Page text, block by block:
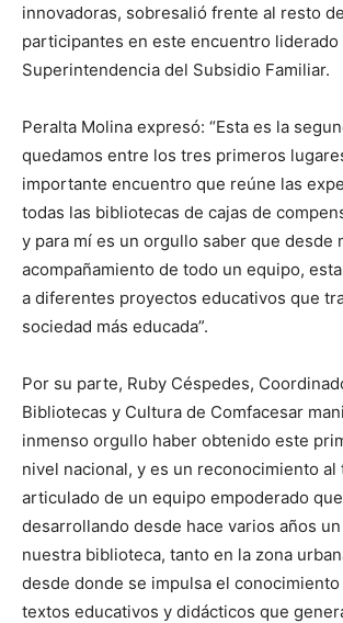
innovadoras, sobresalió frente al resto
participantes en este encuentro liderado
Superintendencia del Subsidio Familiar.
Peralta Molina expresó: “Esta es la
quedamos entre los tres primeros
importante encuentro que reúne las
todas las bibliotecas de cajas de
y para mí es un orgullo saber que desde
acompañamiento de todo un equipo,
a diferentes proyectos educativos que
sociedad más educada”.
Por su parte, Ruby Céspedes,
Bibliotecas y Cultura de Comfacesar
inmenso orgullo haber obtenido este
nivel nacional, y es un reconocimiento al
articulado de un equipo empoderado
desarrollando desde hace varios años
nuestra biblioteca, tanto en la zona
desde donde se impulsa el
textos educativos y didácticos que